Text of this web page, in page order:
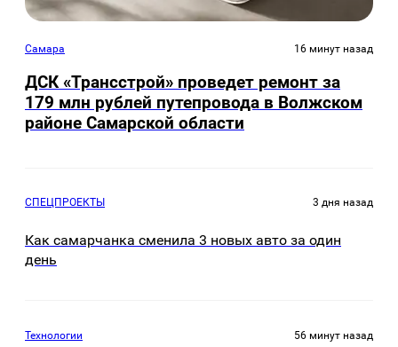
Самара 16 минут назад
ДСК «Трансстрой» проведет ремонт за
179 млн рублей путепровода в Волжском
районе Самарской области
СПЕЦПРОЕКТЫ 3 дня назад
Как самарчанка сменила 3 новых авто за один
день
Технологии 56 минут назад